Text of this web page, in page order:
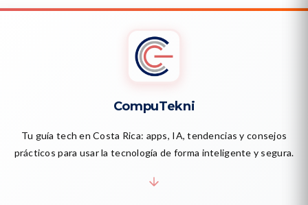
CompuTekni
Tu guía tech en Costa Rica: apps, IA, tendencias y consejos
prácticos para usar la tecnología de forma inteligente y segura.